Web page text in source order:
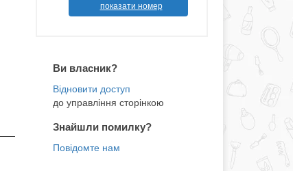
показати номер
Ви власник?
до управління сторінкою
Знайшли помилку?